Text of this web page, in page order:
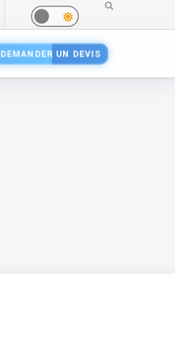
DEMANDER UN DEVIS